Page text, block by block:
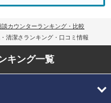
カウンターランキング・比較
清潔さランキング・口コミ情報
キング一覧